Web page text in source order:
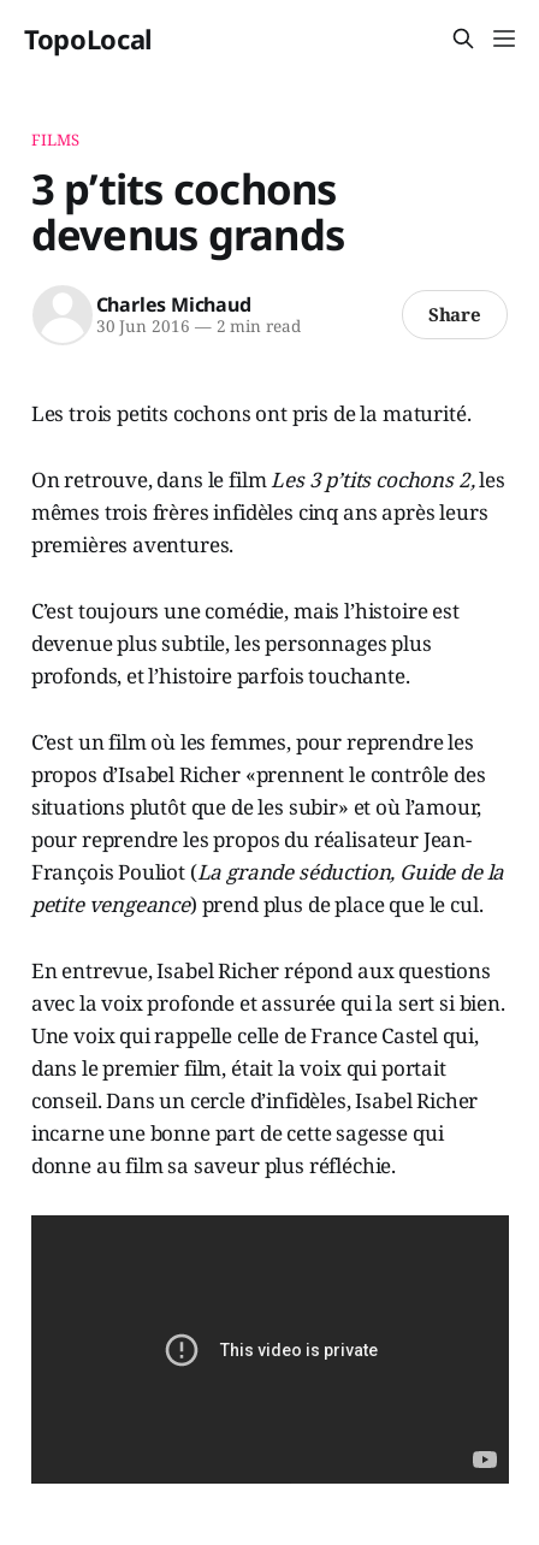
TopoLocal
FILMS
3 p’tits cochons
devenus grands
Charles Michaud
30 Jun 2016 —2 min read Share
Les trois petits cochons ont pris de la maturité.
On retrouve, dans le filmLes 3 p’tits cochons 2,les
mêmes trois frères infidèles cinq ans après leurs
premières aventures.
C’est toujours une comédie, mais l’histoire est
devenue plus subtile, les personnages plus
profonds, et l’histoire parfois touchante.
C’est un film où les femmes, pour reprendre les
propos d’Isabel Richer «prennent le contrôle des
situations plutôt que de les subir» et où l’amour,
pour reprendre les propos du réalisateur Jean-
François Pouliot (La grande séduction, Guide de la
petite vengeance) prend plus de place que le cul.
En entrevue, Isabel Richer répond aux questions
avec la voix profonde et assurée qui la sert si bien.
Une voix qui rappelle celle de France Castel qui,
dans le premier film, était la voix qui portait
conseil. Dans un cercle d’infidèles, Isabel Richer
incarne une bonne part de cette sagesse qui
donne au film sa saveur plus réfléchie.